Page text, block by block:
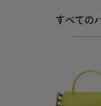
すべての